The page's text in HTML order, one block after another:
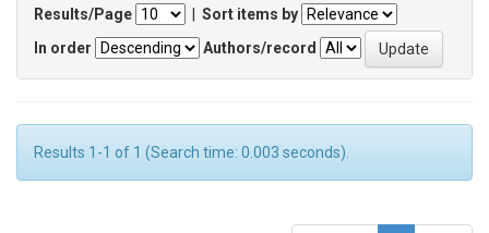
Results/Page
Sort items by
In order
Authors/record
Results 1-1 of 1 (Search time: 0.003 seconds).